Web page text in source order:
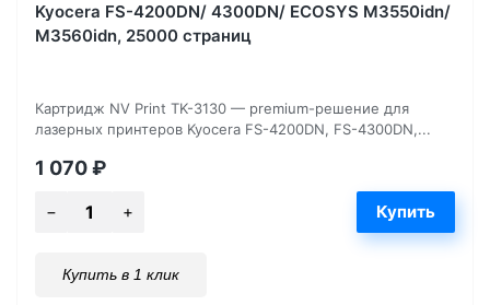
Kyocera FS-4200DN/ 4300DN/ ECOSYS M3550idn/
M3560idn, 25000 страниц
Картридж NV Print TK-3130 — premium-решение для
лазерных принтеров Kyocera FS-4200DN, FS-4300DN,...
1 070₽
Купить в 1 клик